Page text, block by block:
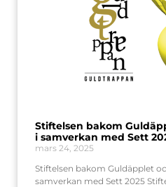
Stiftelsen bakom
i samverkan med Sett
mars 24, 2025
Stiftelsen bakom Guldäpplet
samverkan med Sett 2025